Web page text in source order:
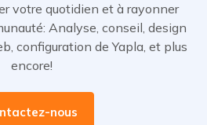
votre quotidien et à rayonner
Analyse, conseil, design
configuration de Yapla, et plus
encore!
nous